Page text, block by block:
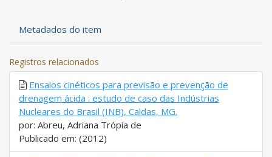
Metadados do item
Registros relacionados
Ensaios cinéticos para previsão e prevenção de
drenagem ácida : estudo de caso das Indústrias
Nucleares do Brasil (INB), Caldas, MG.
por: Abreu, Adriana Trópia de
Publicado em: (2012)